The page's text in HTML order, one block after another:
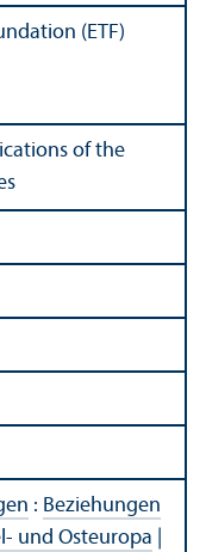
(ETF)
of the
: Beziehungen
und Osteuropa